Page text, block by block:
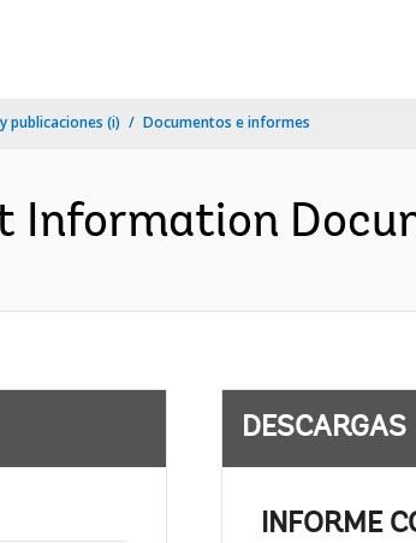
publicaciones (i) Documentos e informes
Information
DESCARGAS
INFORME